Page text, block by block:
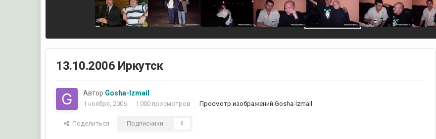
13.10.2006 Иркутск
Автор Gosha-Izmail
1 ноября, 2006 1 000 просмотров Просмотр изображений Gosha-Izmail
Поделиться Подписчики 0